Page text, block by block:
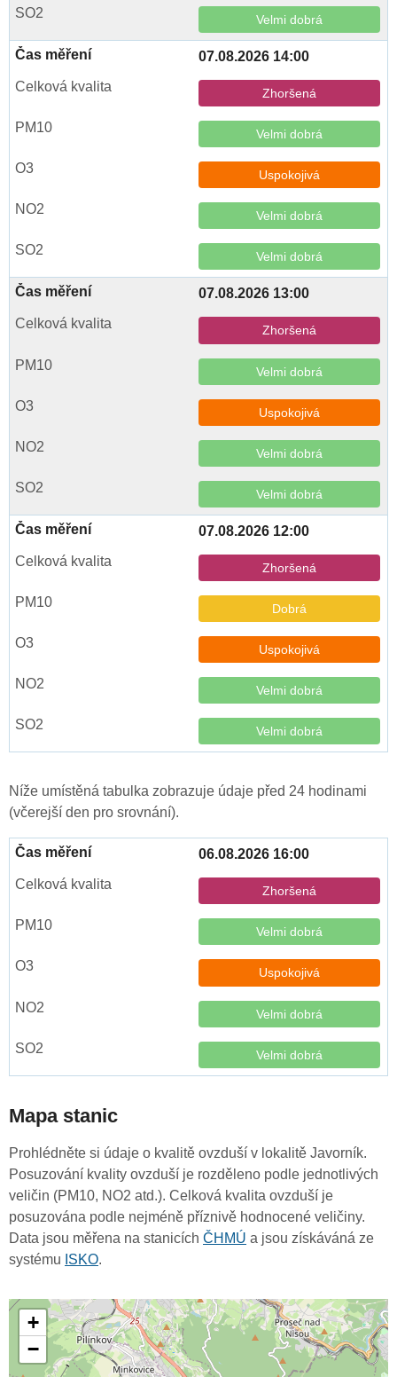
Velmi dobrá
07.08.2026 14:00
Zhoršená
Velmi dobrá
Uspokojivá
Velmi dobrá
Velmi dobrá
07.08.2026 13:00
Zhoršená
Velmi dobrá
Uspokojivá
Velmi dobrá
Velmi dobrá
07.08.2026 12:00
Zhoršená
Dobrá
Uspokojivá
Velmi dobrá
Velmi dobrá
Níže umístěná tabulka zobrazuje údaje před 24 hodinami
(včerejší den pro srovnání).
06.08.2026 16:00
Zhoršená
Velmi dobrá
Uspokojivá
Velmi dobrá
Velmi dobrá
Mapa stanic
Prohlédněte si údaje o kvalitě ovzduší v lokalitě Javorník.
Posuzování kvality ovzduší je rozděleno podle jednotlivých
veličin (PM10, NO2 atd.). Celková kvalita ovzduší je
posuzována podle nejméně příznivě hodnocené veličiny.
Data jsou měřena na stanicích ČHMÚ a jsou získáváná ze
systému ISKO.
+
−